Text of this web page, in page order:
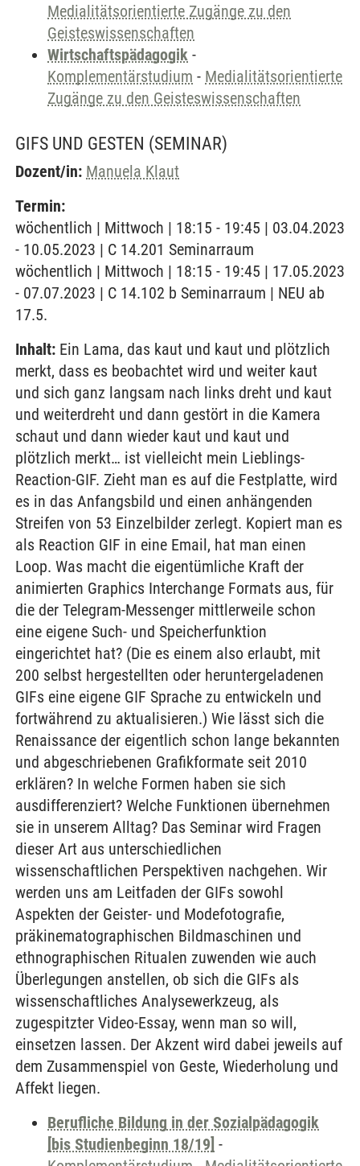
Medialitätsorientierte Zugänge zu den
Geisteswissenschaften
Wirtschaftspädagogik -
Komplementärstudium - Medialitätsorientierte
Zugänge zu den Geisteswissenschaften
GIFS UND GESTEN (SEMINAR)
Dozent/in: Manuela Klaut
Termin:
wöchentlich | Mittwoch | 18:15 - 19:45 | 03.04.2023
- 10.05.2023 | C 14.201 Seminarraum
wöchentlich | Mittwoch | 18:15 - 19:45 | 17.05.2023
- 07.07.2023 | C 14.102 b Seminarraum | NEU ab
17.5.
Inhalt: Ein Lama, das kaut und kaut und plötzlich
merkt, dass es beobachtet wird und weiter kaut
und sich ganz langsam nach links dreht und kaut
und weiterdreht und dann gestört in die Kamera
schaut und dann wieder kaut und kaut und
plötzlich merkt… ist vielleicht mein Lieblings-
Reaction-GIF. Zieht man es auf die Festplatte, wird
es in das Anfangsbild und einen anhängenden
Streifen von 53 Einzelbilder zerlegt. Kopiert man es
als Reaction GIF in eine Email, hat man einen
Loop. Was macht die eigentümliche Kraft der
animierten Graphics Interchange Formats aus, für
die der Telegram-Messenger mittlerweile schon
eine eigene Such- und Speicherfunktion
eingerichtet hat? (Die es einem also erlaubt, mit
200 selbst hergestellten oder heruntergeladenen
GIFs eine eigene GIF Sprache zu entwickeln und
fortwährend zu aktualisieren.) Wie lässt sich die
Renaissance der eigentlich schon lange bekannten
und abgeschriebenen Grafikformate seit 2010
erklären? In welche Formen haben sie sich
ausdifferenziert? Welche Funktionen übernehmen
sie in unserem Alltag? Das Seminar wird Fragen
dieser Art aus unterschiedlichen
wissenschaftlichen Perspektiven nachgehen. Wir
werden uns am Leitfaden der GIFs sowohl
Aspekten der Geister- und Modefotografie,
präkinematographischen Bildmaschinen und
ethnographischen Ritualen zuwenden wie auch
Überlegungen anstellen, ob sich die GIFs als
wissenschaftliches Analysewerkzeug, als
zugespitzter Video-Essay, wenn man so will,
einsetzen lassen. Der Akzent wird dabei jeweils auf
dem Zusammenspiel von Geste, Wiederholung und
Affekt liegen.
Berufliche Bildung in der Sozialpädagogik
[bis Studienbeginn 18/19] -